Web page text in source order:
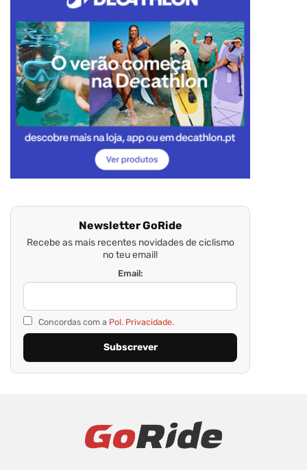
Newsletter GoRide
Recebe as mais recentes novidades de ciclismo
no teu email!
Email:
Concordas com a Pol. Privacidade.